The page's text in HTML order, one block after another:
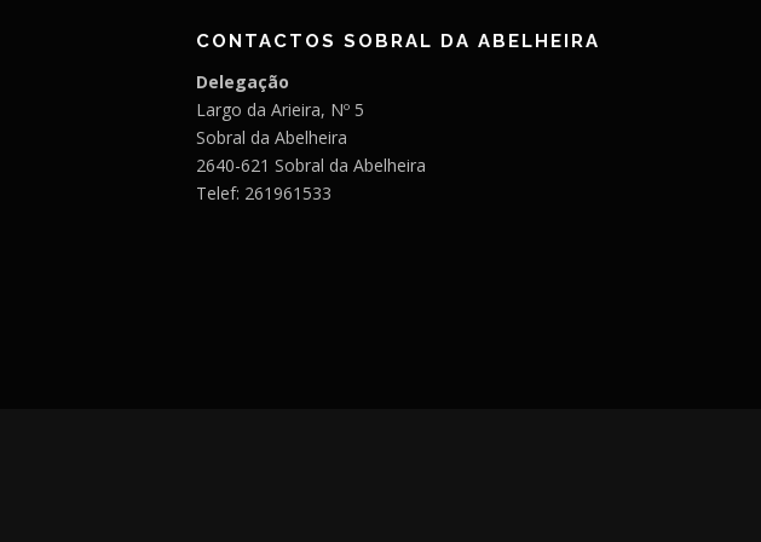
CONTACTOS SOBRAL DA ABELHEIRA
Delegação
Largo da Arieira, Nº 5
Sobral da Abelheira
2640-621 Sobral da Abelheira
Telef: 261961533